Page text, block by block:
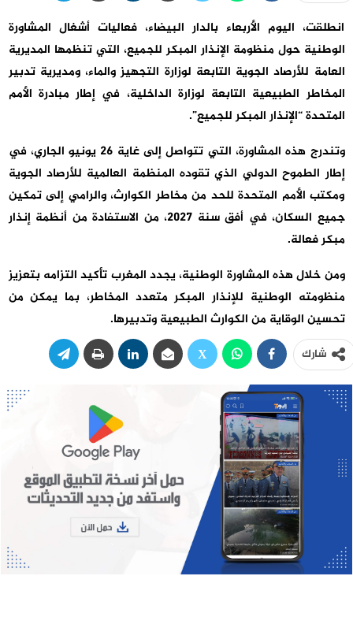
انطلقت، اليوم الأربعاء بالدار البيضاء، فعاليات أشغال المشاورة
الوطنية حول منظومة الإنذار المبكر للجميع، التي تنظمها المديرية
العامة للأرصاد الجوية التابعة لوزارة التجهيز والماء، ومديرية تدبير
المخاطر الطبيعية التابعة لوزارة الداخلية، في إطار مبادرة الأمم
المتحدة “الإنذار المبكر للجميع”.
وتندرج هذه المشاورة، التي تتواصل إلى غاية 26 يونيو الجاري، في
إطار الطموح الدولي الذي تقوده المنظمة العالمية للأرصاد الجوية
ومكتب الأمم المتحدة للحد من مخاطر الكوارث، والرامي إلى تمكين
جميع السكان، في أفق سنة 2027، من الاستفادة من أنظمة إنذار
مبكر فعالة.
ومن خلال هذه المشاورة الوطنية، يجدد المغرب تأكيد التزامه بتعزيز
منظومته الوطنية للإنذار المبكر متعدد المخاطر، بما يمكن من
تحسين الوقاية من الكوارث الطبيعية وتدبيرها.
شارك